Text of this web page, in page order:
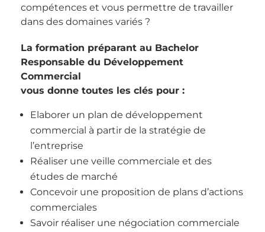
compétences et vous permettre de travailler
dans des domaines variés ?
La formation préparant au Bachelor
Responsable du Développement
Commercial
vous donne toutes les clés pour :
Elaborer un plan de développement
commercial à partir de la stratégie de
l’entreprise
Réaliser une veille commerciale et des
études de marché
Concevoir une proposition de plans d’actions
commerciales
Savoir réaliser une négociation commerciale